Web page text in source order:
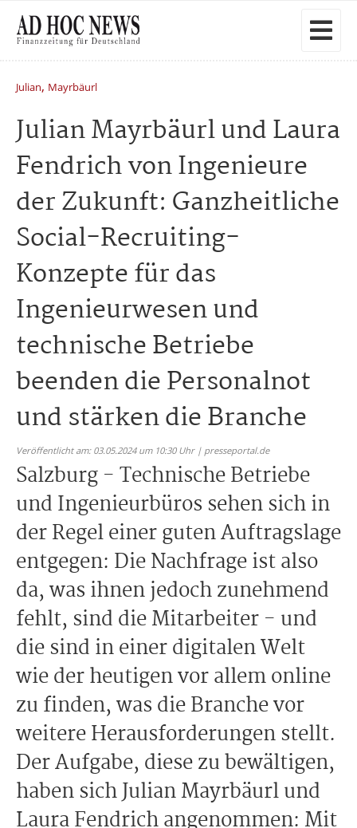
Julian, Mayrbäurl
Julian Mayrbäurl und Laura
Fendrich von Ingenieure
der Zukunft: Ganzheitliche
Social-Recruiting-
Konzepte für das
Ingenieurwesen und
technische Betriebe
beenden die Personalnot
und stärken die Branche
Veröffentlicht am: 03.05.2024 um 10:30 Uhr | presseportal.de
Salzburg - Technische Betriebe
und Ingenieurbüros sehen sich in
der Regel einer guten Auftragslage
entgegen: Die Nachfrage ist also
da, was ihnen jedoch zunehmend
fehlt, sind die Mitarbeiter - und
die sind in einer digitalen Welt
wie der heutigen vor allem online
zu finden, was die Branche vor
weitere Herausforderungen stellt.
Der Aufgabe, diese zu bewältigen,
haben sich Julian Mayrbäurl und
Laura Fendrich angenommen: Mit